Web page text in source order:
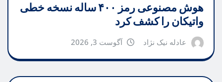
هوش مصنوعی رمز ۴۰۰ ساله نسخه خطی
واتیکان را کشف کرد
عادله نیک نژاد آگوست 3, 2026